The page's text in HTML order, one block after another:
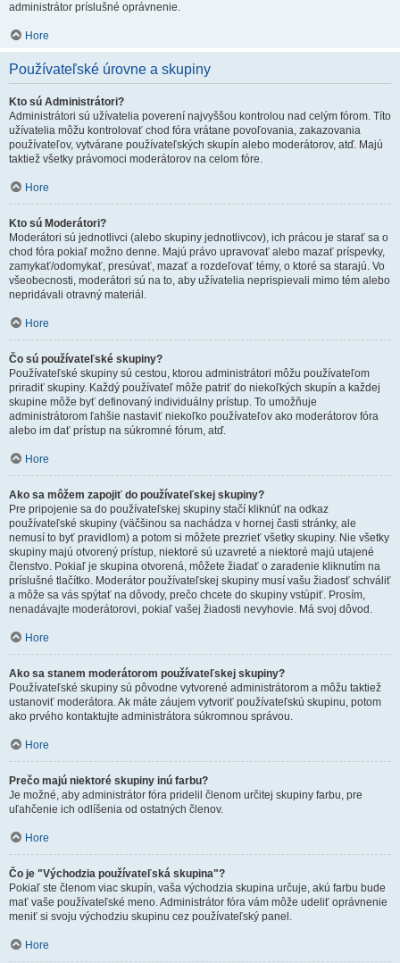
administrátor príslušné oprávnenie.
Hore
Používateľské úrovne a skupiny
Kto sú Administrátori?
Administrátori sú užívatelia poverení najvyššou kontrolou nad celým fórom. Títo
užívatelia môžu kontrolovať chod fóra vrátane povoľovania, zakazovania
používateľov, vytvárane používateľských skupín alebo moderátorov, atď. Majú
taktiež všetky právomoci moderátorov na celom fóre.
Hore
Kto sú Moderátori?
Moderátori sú jednotlivci (alebo skupiny jednotlivcov), ich prácou je starať sa o
chod fóra pokiaľ možno denne. Majú právo upravovať alebo mazať príspevky,
zamykať/odomykať, presúvať, mazať a rozdeľovať témy, o ktoré sa starajú. Vo
všeobecnosti, moderátori sú na to, aby užívatelia neprispievali mimo tém alebo
nepridávali otravný materiál.
Hore
Čo sú používateľské skupiny?
Používateľské skupiny sú cestou, ktorou administrátori môžu používateľom
priradiť skupiny. Každý používateľ môže patriť do niekoľkých skupín a každej
skupine môže byť definovaný individuálny prístup. To umožňuje
administrátorom ľahšie nastaviť niekoľko používateľov ako moderátorov fóra
alebo im dať prístup na súkromné fórum, atď.
Hore
Ako sa môžem zapojiť do používateľskej skupiny?
Pre pripojenie sa do používateľskej skupiny stačí kliknúť na odkaz
používateľské skupiny (väčšinou sa nachádza v hornej časti stránky, ale
nemusí to byť pravidlom) a potom si môžete prezrieť všetky skupiny. Nie všetky
skupiny majú otvorený prístup, niektoré sú uzavreté a niektoré majú utajené
členstvo. Pokiaľ je skupina otvorená, môžete žiadať o zaradenie kliknutím na
príslušné tlačítko. Moderátor používateľskej skupiny musí vašu žiadosť schváliť
a môže sa vás spýtať na dôvody, prečo chcete do skupiny vstúpiť. Prosím,
nenadávajte moderátorovi, pokiaľ vašej žiadosti nevyhovie. Má svoj dôvod.
Hore
Ako sa stanem moderátorom používateľskej skupiny?
Používateľské skupiny sú pôvodne vytvorené administrátorom a môžu taktiež
ustanoviť moderátora. Ak máte záujem vytvoriť používateľskú skupinu, potom
ako prvého kontaktujte administrátora súkromnou správou.
Hore
Prečo majú niektoré skupiny inú farbu?
Je možné, aby administrátor fóra pridelil členom určitej skupiny farbu, pre
uľahčenie ich odlíšenia od ostatných členov.
Hore
Čo je "Východzia používateľská skupina"?
Pokiaľ ste členom viac skupín, vaša východzia skupina určuje, akú farbu bude
mať vaše používateľské meno. Administrátor fóra vám môže udeliť oprávnenie
meniť si svoju východziu skupinu cez používateľský panel.
Hore